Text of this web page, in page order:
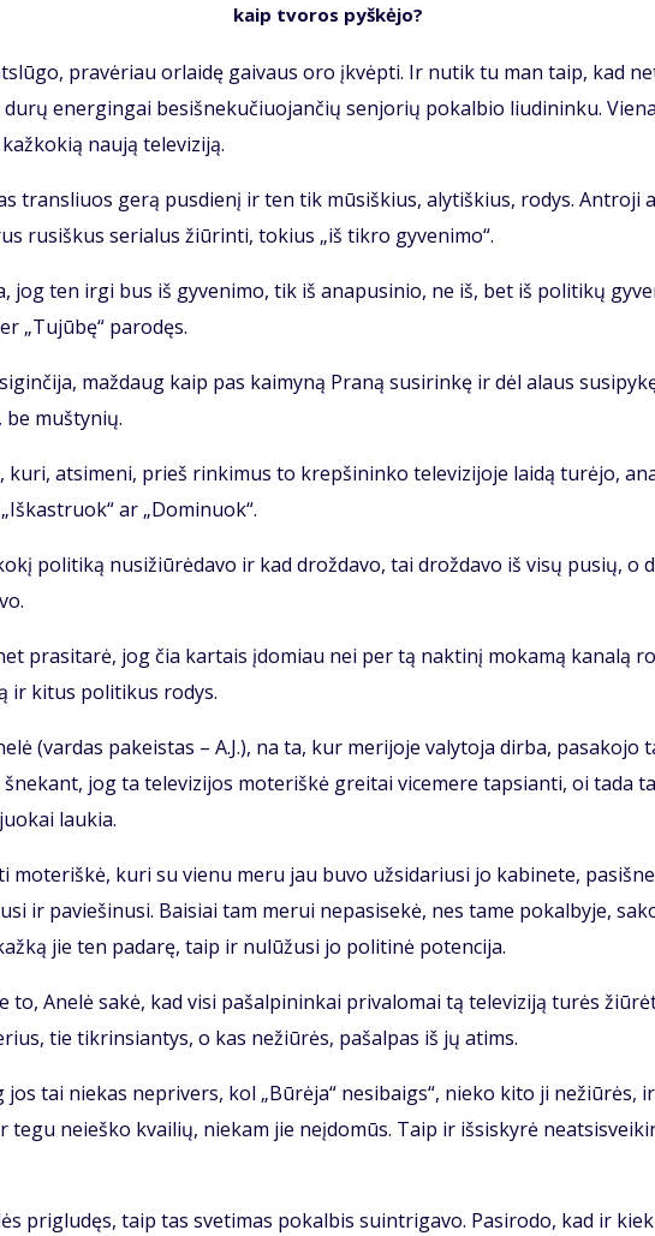
kaip tvo­ros pyš­kė­jo?
pra­vė­riau or­lai­dę gai­vaus oro įkvėp­ti. Ir nu­tik tu man taip, kad
ener­gin­gai be­si­šne­ku­čiuo­jan­čių sen­jo­rių po­kal­bio liu­di­nin­ku. Vie­na
nau­ją te­le­vi­zi­ją.
tran­sliuos ge­rą pus­die­nį ir ten tik mū­siš­kius, aly­tiš­kius, ro­dys. Ant­ro­ji
ru­siš­kus se­ria­lus žiū­rin­ti, to­kius „iš tik­ro gy­ve­ni­mo“.
jog ten ir­gi bus iš gy­ve­ni­mo, tik iš ana­pu­si­nio, ne iš, bet iš po­li­ti­kų
„Tu­jū­bę“ pa­ro­dęs.
maž­daug kaip pas kai­my­ną Pra­ną su­si­rin­kę ir dėl alaus
be muš­ty­nių.
ku­ri, at­si­me­ni, prieš rin­ki­mus to krep­ši­nin­ko te­le­vi­zi­jo­je lai­dą tu­rė­jo,
ar „Do­mi­nuok“.
po­li­ti­ką nu­si­žiū­rė­da­vo ir kad drož­da­vo, tai drož­da­vo iš vi­sų pu­sių, o
pra­si­ta­rė, jog čia kar­tais įdo­miau nei per tą nak­ti­nį mo­ka­mą ka­na­lą
ir ki­tus po­li­ti­kus ro­dys.
(var­das pa­keis­tas – A.J.), na ta, kur me­ri­jo­je va­ly­to­ja dir­ba, pa­sa­ko­jo
jog ta te­le­vi­zi­jos mo­te­riš­kė grei­tai vi­ce­me­re tap­sian­ti, oi ta­da
lau­kia.
mo­te­riš­kė, ku­ri su vie­nu me­ru jau bu­vo už­si­da­riu­si jo ka­bi­ne­te,
ir pa­vie­ši­nu­si. Bai­siai tam me­rui ne­pa­si­se­kė, nes ta­me po­kal­by­je,
jie ten pa­da­rę, taip ir nu­lū­žu­si jo po­li­ti­nė po­ten­ci­ja.
to, Ane­lė sa­kė, kad vi­si pa­šal­pi­nin­kai pri­va­lo­mai tą te­le­vi­zi­ją tu­rės
tie tik­rin­sian­tys, o kas ne­žiū­rės, pa­šal­pas iš jų atims.
tai nie­kas ne­pri­vers, kol „Bū­rė­ja“ ne­si­baigs“, nie­ko ki­to ji ne­žiū­rės,
te­gu nei­eš­ko kvai­lių, nie­kam jie ne­įdo­mūs. Taip ir iš­si­sky­rė
pri­glu­dęs, taip tas sve­ti­mas po­kal­bis su­in­tri­ga­vo. Pa­si­ro­do, kad ir kiek